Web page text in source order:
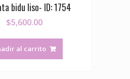
bidu liso- ID: 1754
$5,600.00
al carrito